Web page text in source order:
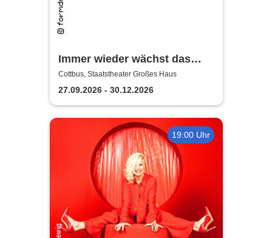
Immer wieder wächst das
Gras - Staatstheater Cottbus
Cottbus, Staatstheater Großes Haus
27.09.2026 - 30.12.2026
19:00 Uhr